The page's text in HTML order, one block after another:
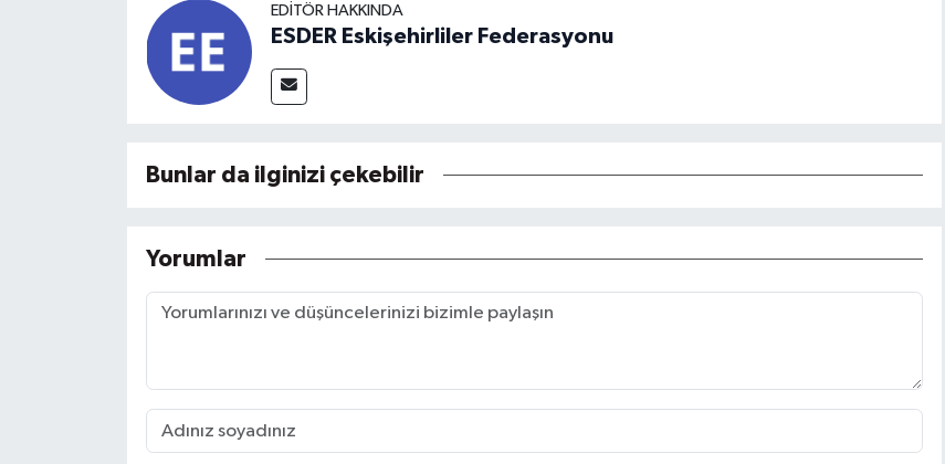
EDITÖR HAKKINDA
ESDER Eskişehirliler Federasyonu
Bunlar da ilginizi çekebilir
Yorumlar